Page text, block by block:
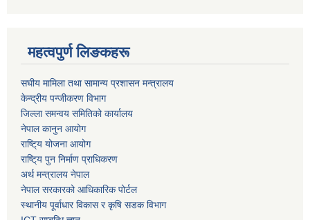
महत्वपुर्ण लिङकहरू
स‌घीय मामिला तथा सामान्य प्रशासन मन्त्रालय
केन्द्रीय पन्जीकरण विभाग
जिल्ला समन्वय समितिको कार्यालय
नेपाल कानुन आयोग
राष्टि्य योजना आयोग
राष्टि्य पुन निर्माण प्राधिकरण
अर्थ मन्त्रालय नेपाल
नेपाल सरकारको आधिकारिक पोर्टल
स्थानीय पूर्वाधार विकास र कृषि सडक विभाग